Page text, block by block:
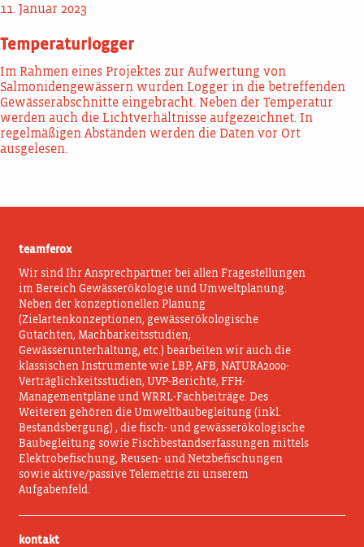
11. Januar 2023
Temperaturlogger
Im Rahmen eines Projektes zur Aufwertung von
Salmonidengewässern wurden Logger in die betreffenden
Gewässerabschnitte eingebracht. Neben der Temperatur
werden auch die Lichtverhältnisse aufgezeichnet. In
regelmäßigen Abständen werden die Daten vor Ort
ausgelesen.
teamferox
Wir sind Ihr Ansprechpartner bei allen Fragestellungen
im Bereich Gewässerökologie und Umweltplanung.
Neben der konzeptionellen Planung
(Zielartenkonzeptionen, gewässerökologische
Gutachten, Machbarkeitsstudien,
Gewässerunterhaltung, etc.) bearbeiten wir auch die
klassischen Instrumente wie LBP, AFB, NATURA2000-
Verträglichkeitsstudien, UVP-Berichte, FFH-
Managementpläne und WRRL-Fachbeiträge. Des
Weiteren gehören die Umweltbaubegleitung (inkl.
Bestandsbergung) , die fisch- und gewässerökologische
Baubegleitung sowie Fischbestandserfassungen mittels
Elektrobefischung, Reusen- und Netzbefischungen
sowie aktive/passive Telemetrie zu unserem
Aufgabenfeld.
kontakt